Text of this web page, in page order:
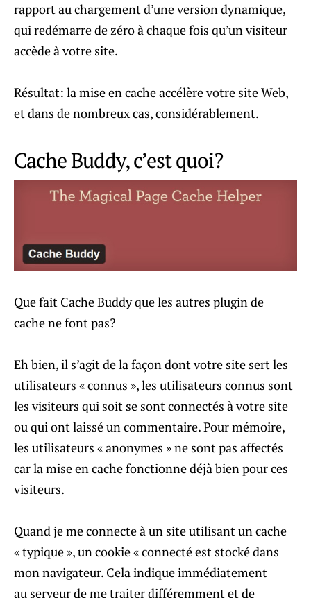
rapport au chargement d’une version dynamique,
qui redémarre de zéro à chaque fois qu’un visiteur
accède à votre site.
Résultat: la mise en cache accélère votre site Web,
et dans de nombreux cas, considérablement.
Cache Buddy, c’est quoi?
Que fait Cache Buddy que les autres plugin de
cache ne font pas?
Eh bien, il s’agit de la façon dont votre site sert les
utilisateurs « connus », les utilisateurs connus sont
les visiteurs qui soit se sont connectés à votre site
ou qui ont laissé un commentaire. Pour mémoire,
les utilisateurs « anonymes » ne sont pas affectés
car la mise en cache fonctionne déjà bien pour ces
visiteurs.
Quand je me connecte à un site utilisant un cache
« typique », un cookie « connecté est stocké dans
mon navigateur. Cela indique immédiatement
au serveur de me traiter différemment et de